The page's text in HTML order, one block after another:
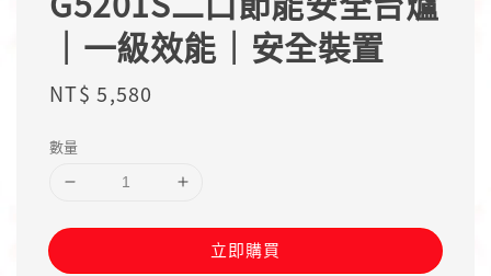
｜一級效能｜安全裝置
Regular
NT$ 5,580
數量
立即購買